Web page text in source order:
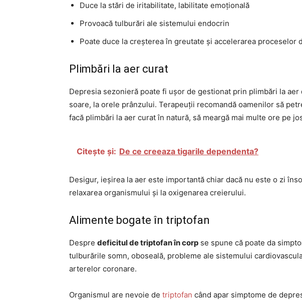
Duce la stări de iritabilitate, labilitate emoțională
Provoacă tulburări ale sistemului endocrin
Poate duce la creșterea în greutate și accelerarea proceselor
Plimbări la aer curat
Depresia sezonieră poate fi ușor de gestionat prin plimbări la aer
soare, la orele prânzului. Terapeuții recomandă oamenilor să
facă plimbări la aer curat în natură, să meargă mai multe ore pe
Citește și: De ce creeaza tigarile dependenta?
Desigur, ieșirea la aer este importantă chiar dacă nu este o zi
relaxarea organismului și la oxigenarea creierului.
Alimente bogate în triptofan
Despre deficitul de triptofan în corp se spune că poate da
tulburările somn, oboseală, probleme ale sistemului
arterelor coronare.
Organismul are nevoie de triptofan când apar simptome de